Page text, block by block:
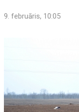
9. februāris, 10:05